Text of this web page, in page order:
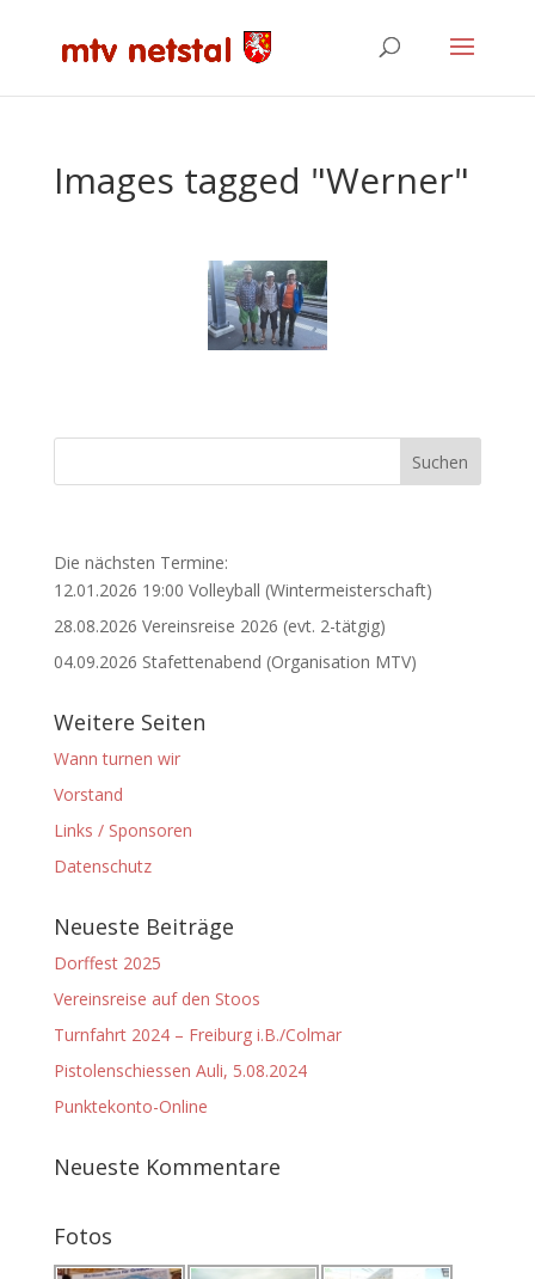
Images tagged "Werner"
Die nächsten Termine:
12.01.2026 19:00 Volleyball (Wintermeisterschaft)
28.08.2026 Vereinsreise 2026 (evt. 2-tätgig)
04.09.2026 Stafettenabend (Organisation MTV)
Weitere Seiten
Wann turnen wir
Vorstand
Links / Sponsoren
Datenschutz
Neueste Beiträge
Dorffest 2025
Vereinsreise auf den Stoos
Turnfahrt 2024 – Freiburg i.B./Colmar
Pistolenschiessen Auli, 5.08.2024
Punktekonto-Online
Neueste Kommentare
Fotos